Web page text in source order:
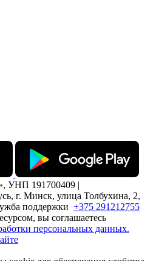
УНП 191700409 |
г. Минск, улица Толбухина, 2,
поддержки +375 291212755
вы соглашаетесь
персональных данных.